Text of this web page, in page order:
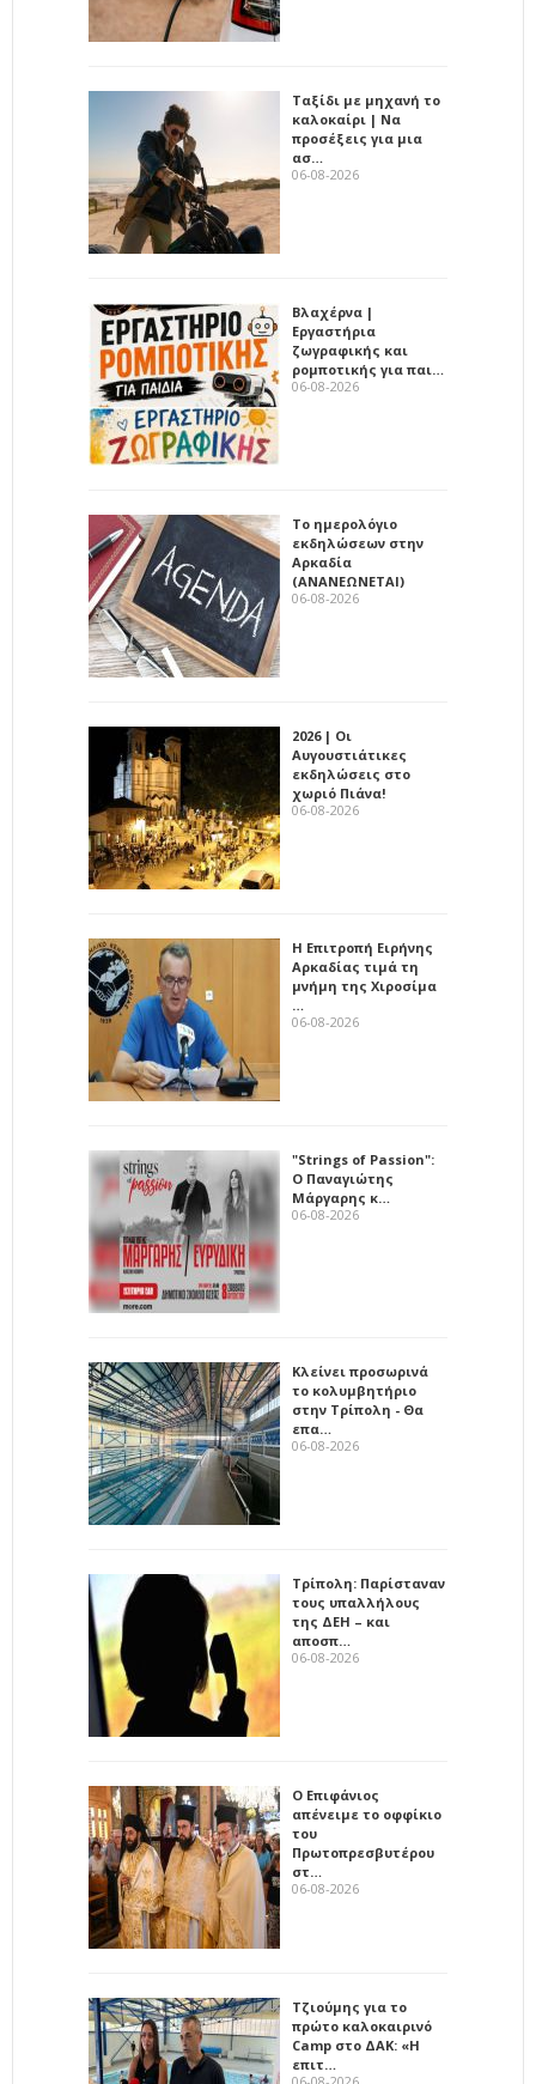
Ταξίδι με μηχανή το
καλοκαίρι | Να
προσέξεις για μια
ασ…
06-08-2026
Βλαχέρνα |
Εργαστήρια
ζωγραφικής και
ρομποτικής για παι…
06-08-2026
Το ημερολόγιο
εκδηλώσεων στην
Αρκαδία
(ΑΝΑΝΕΩΝΕΤΑΙ)
06-08-2026
2026 | Οι
Αυγουστιάτικες
εκδηλώσεις στο
χωριό Πιάνα!
06-08-2026
Η Επιτροπή Ειρήνης
Αρκαδίας τιμά τη
μνήμη της Χιροσίμα
…
06-08-2026
"Strings of Passion":
Ο Παναγιώτης
Μάργαρης κ…
06-08-2026
Κλείνει προσωρινά
το κολυμβητήριο
στην Τρίπολη - Θα
επα…
06-08-2026
Τρίπολη: Παρίσταναν
τους υπαλλήλους
της ΔΕΗ – και
αποσπ…
06-08-2026
Ο Επιφάνιος
απένειμε το οφφίκιο
του
Πρωτοπρεσβυτέρου
στ…
06-08-2026
Τζιούμης για το
πρώτο καλοκαιρινό
Camp στο ΔΑΚ: «Η
επιτ…